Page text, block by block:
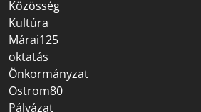
Közösség
Kultúra
Márai125
oktatás
Önkormányzat
Ostrom80
Pályázat